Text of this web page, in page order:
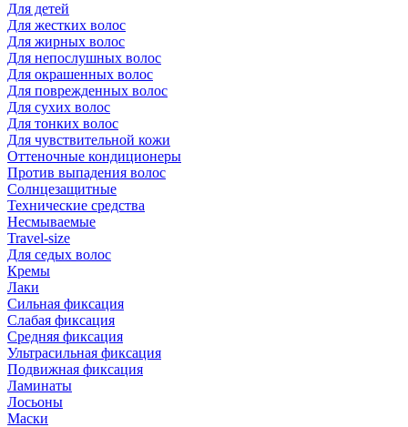
Для детей
Для жестких волос
Для жирных волос
Для непослушных волос
Для окрашенных волос
Для поврежденных волос
Для сухих волос
Для тонких волос
Для чувствительной кожи
Оттеночные кондиционеры
Против выпадения волос
Солнцезащитные
Технические средства
Несмываемые
Travel-size
Для седых волос
Кремы
Лаки
Сильная фиксация
Слабая фиксация
Средняя фиксация
Ультрасильная фиксация
Подвижная фиксация
Ламинаты
Лосьоны
Маски